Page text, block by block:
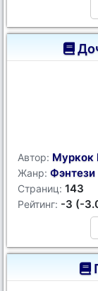
Автор: Муркок
Жанр: Фэнтези
Страниц: 143
Рейтинг: -3 (-